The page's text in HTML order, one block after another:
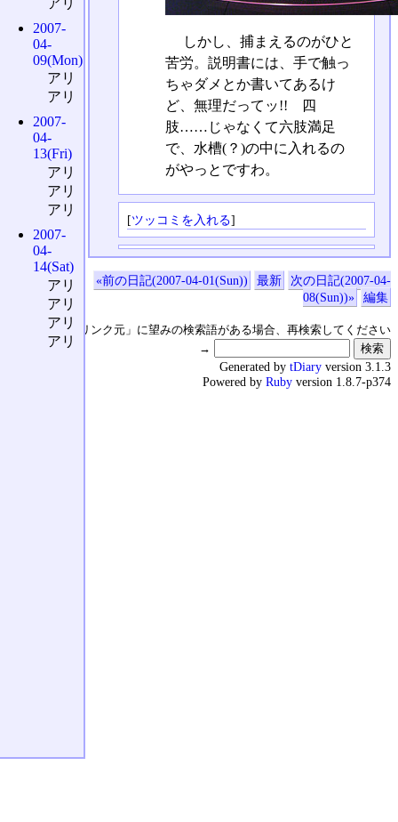
しかし、捕まえるのがひと
苦労。説明書には、手で触っ
ちゃダメとか書いてあるけ
ど、無理だってッ!! 四
肢……じゃなくて六肢満足
で、水槽(？)の中に入れるの
がやっとですわ。
[ツッコミを入れる]
«前の日記(2007-04-01(Sun)) 最新
次の日記(2007-04-
08(Sun))»
編集
↑の「本日のリンク元」に望みの検索語がある場合、再検索してください
→
2007-
04-
09(Mon)
アリ
アリ
2007-
04-
13(Fri)
アリ
アリ
アリ
2007-
04-
14(Sat)
アリ
アリ
アリ
アリ
Generated by tDiary version 3.1.3
Powered by Ruby version 1.8.7-p374